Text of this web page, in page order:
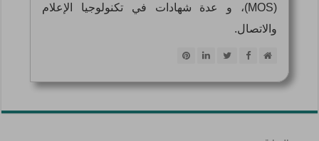
(MOS)، و عدة شهادات في تكنولوجيا الإعلام
والاتصال.